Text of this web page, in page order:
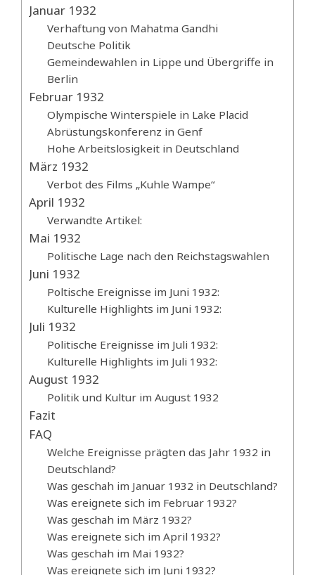
Januar 1932
Verhaftung von Mahatma Gandhi
Deutsche Politik
Gemeindewahlen in Lippe und Übergriffe in
Berlin
Februar 1932
Olympische Winterspiele in Lake Placid
Abrüstungskonferenz in Genf
Hohe Arbeitslosigkeit in Deutschland
März 1932
Verbot des Films „Kuhle Wampe“
April 1932
Verwandte Artikel:
Mai 1932
Politische Lage nach den Reichstagswahlen
Juni 1932
Poltische Ereignisse im Juni 1932:
Kulturelle Highlights im Juni 1932:
Juli 1932
Politische Ereignisse im Juli 1932:
Kulturelle Highlights im Juli 1932:
August 1932
Politik und Kultur im August 1932
Fazit
FAQ
Welche Ereignisse prägten das Jahr 1932 in
Deutschland?
Was geschah im Januar 1932 in Deutschland?
Was ereignete sich im Februar 1932?
Was geschah im März 1932?
Was ereignete sich im April 1932?
Was geschah im Mai 1932?
Was ereignete sich im Juni 1932?